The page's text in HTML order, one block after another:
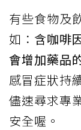
有些食物及
如： 含咖啡
會增加藥品
感冒症狀持
儘速尋求專
安全喔。